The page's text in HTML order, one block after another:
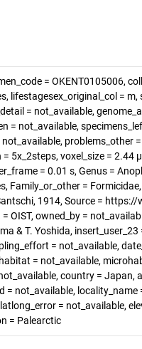
= OKENT0105006,
lifestagesex_original_col = m,
= not_available,
= not_available,
not_available, problems_other
5x_2steps, voxel_size = 2.44
= 0.01 s, Genus =
Family_or_other =
1914, Source =
OIST, owned_by =
& T. Yoshida,
= not_available,
= not_available,
country = Japan,
= not_available,
= not_available,
= Palearctic